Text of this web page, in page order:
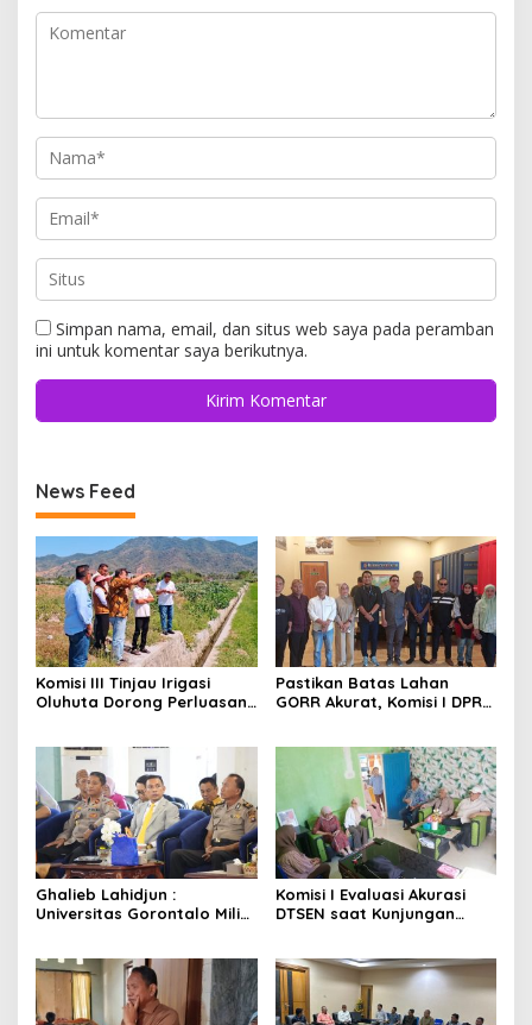
Simpan nama, email, dan situs web saya pada peramban
ini untuk komentar saya berikutnya.
News Feed
Komisi III Tinjau Irigasi
Oluhuta Dorong Perluasan
Pastikan Batas Lahan
GORR Akurat, Komisi I DPRD
Ghalieb Lahidjun :
Universitas Gorontalo Miliki
Komisi I Evaluasi Akurasi
DTSEN saat Kunjungan